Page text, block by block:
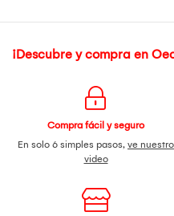
¡Descubre y compra en
Compra fácil y seguro
En solo 6 simples pasos, ve nuestro
video